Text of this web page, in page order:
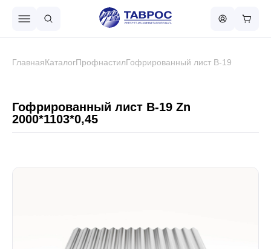
Металлочерепица
ГлавнаяКаталогПрофнастилГофрированный лист В-19
Гофрированный лист В-19 Zn
2000*1103*0,45